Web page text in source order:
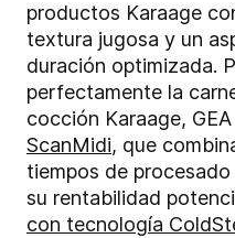
productos Karaage
textura jugosa y un
duración optimizada.
perfectamente la
cocción Karaage,
ScanMidi, que
tiempos de
su rentabilidad
con tecnología